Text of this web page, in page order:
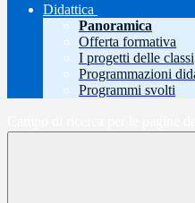
Didattica
Panoramica
Offerta formativa
I progetti delle classi
Programmazioni
Programmi svolti